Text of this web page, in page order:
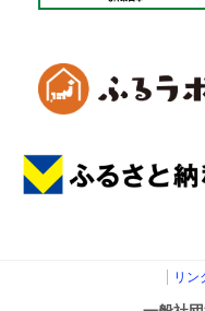
リン